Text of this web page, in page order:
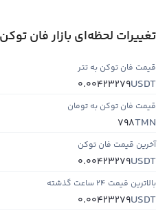
تغییرات لحظه‌ای بازار فان توکن
قیمت فان توکن به تتر
USDT
0.00423279
قیمت فان توکن به تومان
TMN
798
آخرین قیمت فان توکن
USDT
0.00423279
بالاترین قیمت ۲۴ ساعت گذشته
USDT
0.00423279